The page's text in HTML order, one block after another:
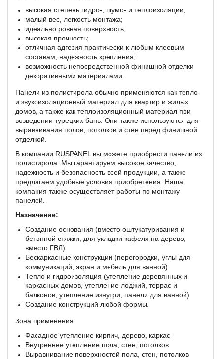
высокая степень гидро-, шумо- и теплоизоляции;
малый вес, легкость монтажа;
идеально ровная поверхность;
высокая прочность;
отличная адгезия практически к любым клеевым
составам, надежность крепления;
возможность непосредственной финишной отделки
декоративными материалами.
Панели из полистирола обычно применяются как тепло-
и звукоизоляционный материал для квартир и жилых
домов, а также как теплоизоляционный материал при
возведении турецких бань. Они также используются для
выравнивания полов, потолков и стен перед финишной
отделкой.
В компании RUSPANEL вы можете приобрести панели из
полистирола. Мы гарантируем высокое качество,
надежность и безопасность всей продукции, а также
предлагаем удобные условия приобретения. Наша
компания также осуществляет работы по монтажу
панелей.
Назначение:
Создание основания (вместо оштукатуривания и
бетонной стяжки, для укладки кафеля на дерево,
вместо ГВЛ)
Бескаркасные конструкции (перегородки, углы для
коммуникаций, экран и мебель для ванной)
Тепло и гидроизоляция (утепление деревянных и
каркасных домов, утепление лоджий, террас и
балконов, утепление изнутри, панели для ванной)
Создание конструкций любой формы.
Зона применения
Фасадное утепление кирпич, дерево, каркас
Внутреннее утепление пола, стен, потолков
Выравнивание поверхностей пола, стен, потолков